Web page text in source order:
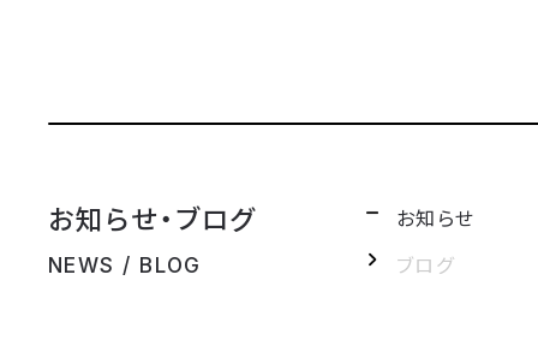
お知らせ・ブログ
NEWS / BLOG
お知らせ
ブログ